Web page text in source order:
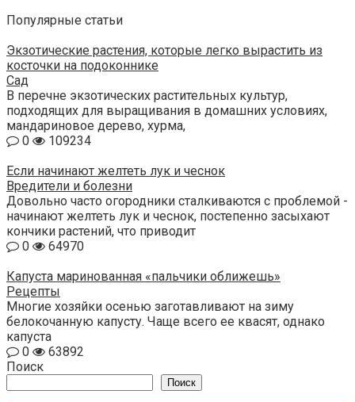
Популярные статьи
Экзотические растения, которые легко вырастить из
косточки на подоконнике
Сад
В перечне экзотических растительных культур,
подходящих для выращивания в домашних условиях,
мандариновое дерево, хурма,
0
109234
Если начинают желтеть лук и чеснок
Вредители и болезни
Довольно часто огородники сталкиваются с проблемой -
начинают желтеть лук и чеснок, постепенно засыхают
кончики растений, что приводит
0
64970
Капуста маринованная «пальчики оближешь»
Рецепты
Многие хозяйки осенью заготавливают на зиму
белокочанную капусту. Чаще всего ее квасят, однако
капуста
0
63892
Поиск
Поиск